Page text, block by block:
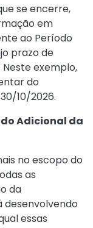
se encerre,
em
ao Período
prazo de
exemplo,
do
10/2026.
Adicional da
no escopo do
as
da
desenvolvendo
essas